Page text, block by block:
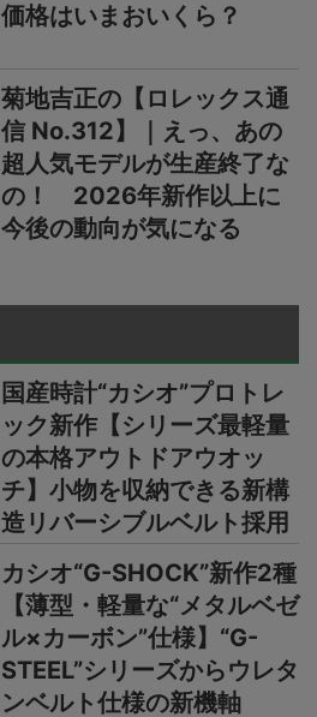
価格はいまおいくら？
菊地吉正の【ロレックス通
信 No.312】｜えっ、あの
超人気モデルが生産終了な
の！ 2026年新作以上に
今後の動向が気になる
国産時計“カシオ”プロトレ
ック新作【シリーズ最軽量
の本格アウトドアウオッ
チ】小物を収納できる新構
造リバーシブルベルト採用
カシオ“G-SHOCK”新作2種
【薄型・軽量な“メタルベゼ
ル×カーボン”仕様】“G-
STEEL”シリーズからウレタ
ンベルト仕様の新機軸